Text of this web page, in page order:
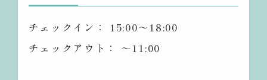
チェックイン： 15:00～18:00
チェックアウト： ～11:00